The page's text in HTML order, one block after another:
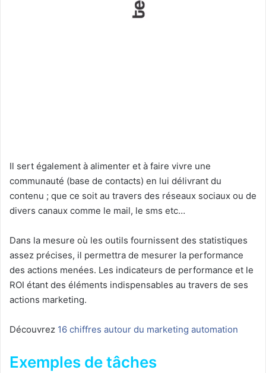
Il sert également à alimenter et à faire vivre une
communauté (base de contacts) en lui délivrant du
contenu ; que ce soit au travers des réseaux sociaux ou de
divers canaux comme le mail, le sms etc…
Dans la mesure où les outils fournissent des statistiques
assez précises, il permettra de mesurer la performance
des actions menées. Les indicateurs de performance et le
ROI étant des éléments indispensables au travers de ses
actions marketing.
Découvrez 16 chiffres autour du marketing automation
Exemples de tâches